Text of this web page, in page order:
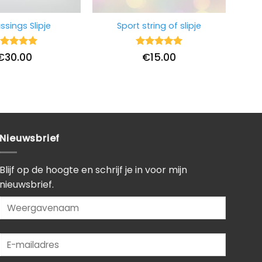
Slipje
uit 5
30.00
Sport string of slipje
Waardering
uit 5
€15.00
Nieuwsbrief
Blijf op de hoogte en schrijf je in voor mijn
nieuwsbrief.